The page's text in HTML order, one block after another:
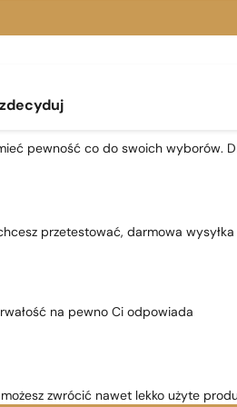
pewność co do swoich wyborów.
przetestować, darmowa wysyłka
na pewno Ci odpowiada
zwrócić nawet lekko użyte